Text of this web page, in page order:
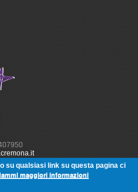
su qualsiasi link su questa pagina ci
maggiori informazioni